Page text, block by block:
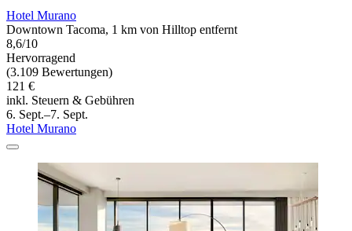
Hotel Murano
Downtown Tacoma, 1 km von Hilltop entfernt
8,6/10
Hervorragend
(3.109 Bewertungen)
121 €
inkl. Steuern & Gebühren
6. Sept.–7. Sept.
Hotel Murano